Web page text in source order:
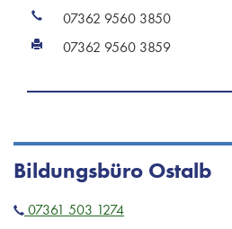
07362 9560 3850
07362 9560 3859
Bildungsbüro Ostalb
07361 503 1274